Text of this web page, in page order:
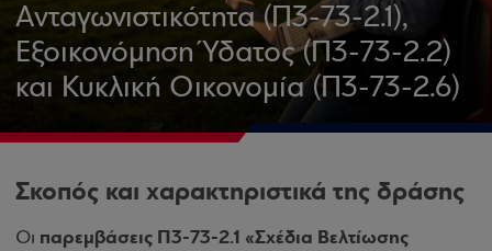
Ανταγωνιστικότητα (Π3-73-2.1),
Εξοικονόμηση Ύδατος (Π3-73-2.2)
και Κυκλική Οικονομία (Π3-73-2.6)
Σκοπός και χαρακτηριστικά της δράσης
Οι παρεμβάσεις Π3-73-2.1 «Σχέδια Βελτίωσης